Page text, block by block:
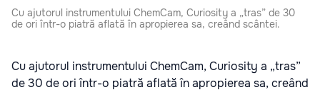
Cu ajutorul instrumentului ChemCam, Curiosity a „tras” de 30
de ori într-o piatră aflată în apropierea sa, creând scântei.
Cu ajutorul instrumentului ChemCam, Curiosity a „tras”
de 30 de ori într-o piatră aflată în apropierea sa, creând